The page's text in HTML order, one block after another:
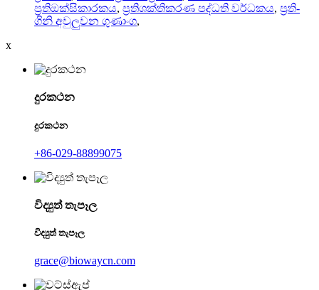
ප්‍රතිඔක්සිකාරකය, ප්‍රතිශක්තිකරණ පද්ධති වර්ධකය, ප්‍රති-
ගිනි අවුලුවන ගුණාංග,
x
දුරකථන
දුරකථන
+86-029-88899075
විද්‍යුත් තැපෑල
විද්‍යුත් තැපෑල
grace@biowaycn.com